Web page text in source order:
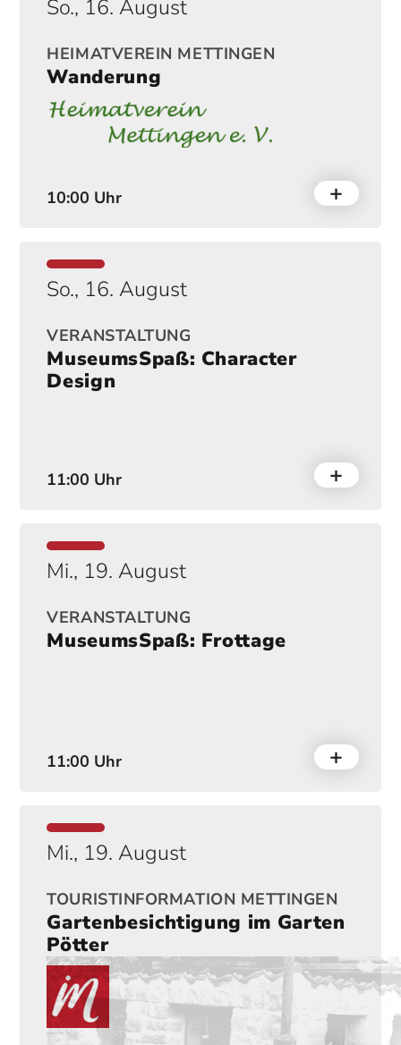
So., 16. August
HEIMATVEREIN METTINGEN
Wanderung
10:00 Uhr
So., 16. August
VERANSTALTUNG
MuseumsSpaß: Character
Design
11:00 Uhr
Mi., 19. August
VERANSTALTUNG
MuseumsSpaß: Frottage
11:00 Uhr
Mi., 19. August
TOURISTINFORMATION METTINGEN
Gartenbesichtigung im Garten
Pötter